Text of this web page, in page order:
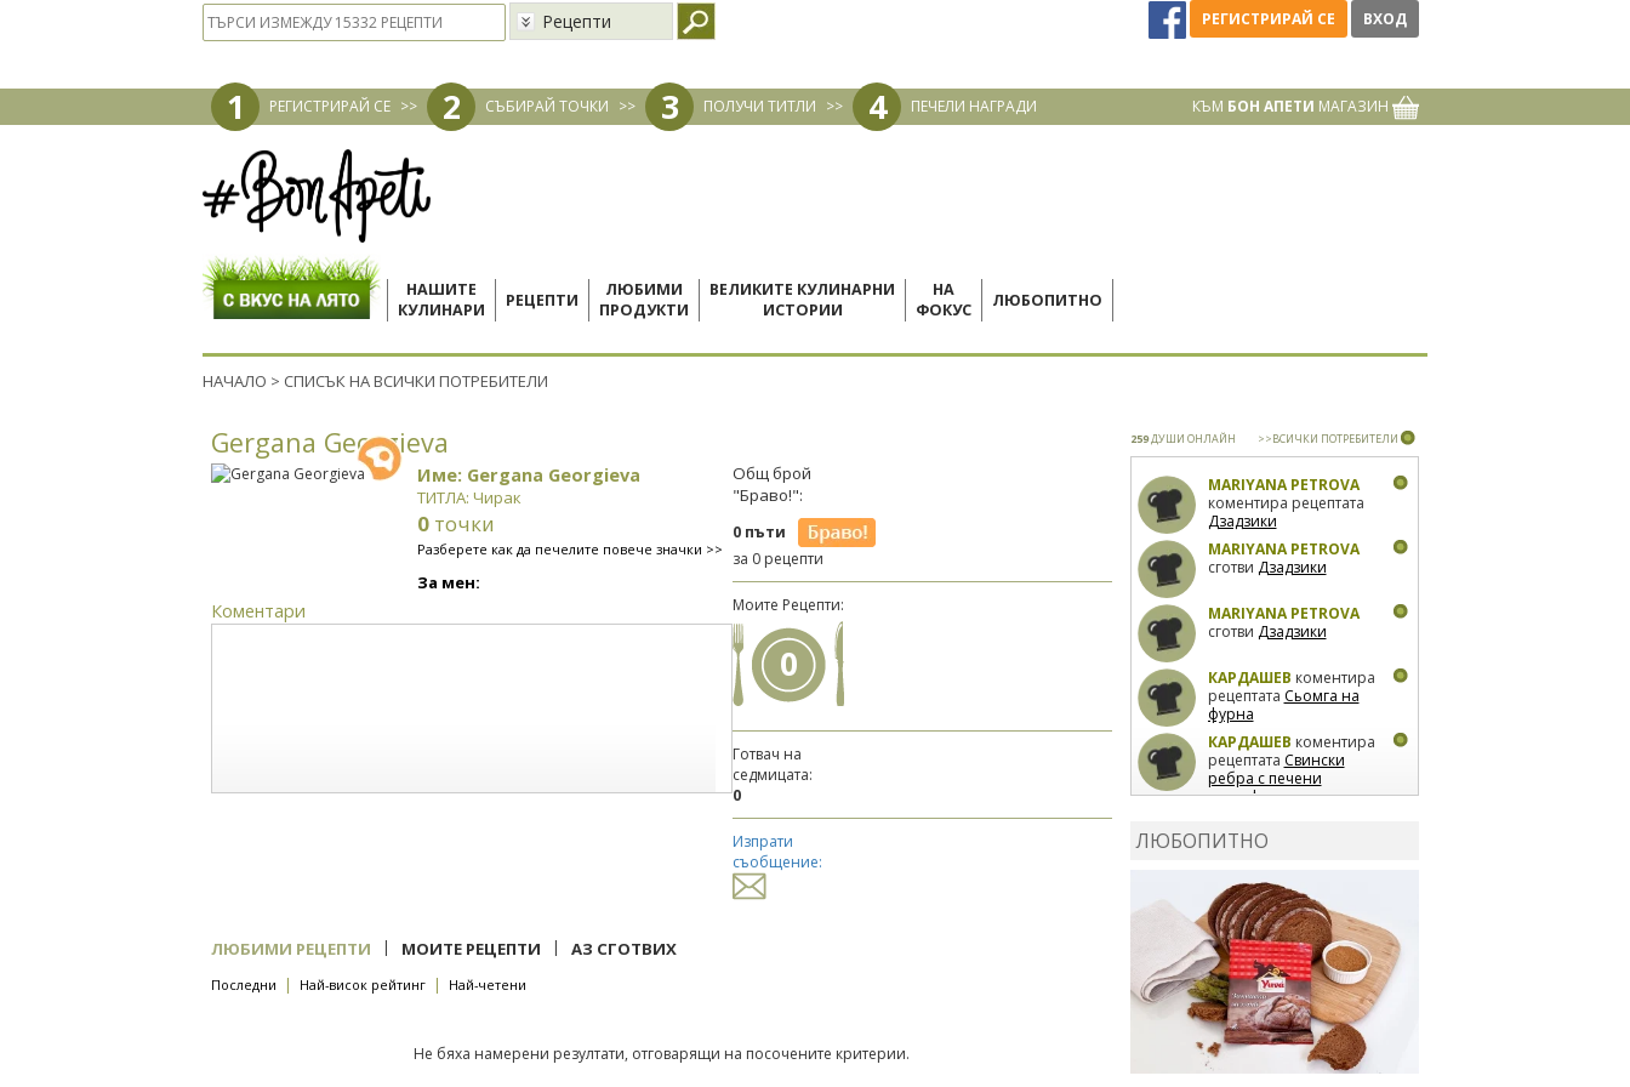
Рецепти РЕГИСТРИРАЙ СЕ ВХОД
1 РЕГИСТРИРАЙ СЕ >> 2 СЪБИРАЙ ТОЧКИ >> 3 ПОЛУЧИ ТИТЛИ >> 4 ПЕЧЕЛИ НАГРАДИ КЪМ БОН АПЕТИ МАГАЗИН
НАШИТЕ
КУЛИНАРИ
РЕЦЕПТИ
ЛЮБИМИ
ПРОДУКТИ
ВЕЛИКИТЕ КУЛИНАРНИ
ИСТОРИИ
НА
ФОКУС
ЛЮБОПИТНО
НАЧАЛО > СПИСЪК НА ВСИЧКИ ПОТРЕБИТЕЛИ
Gergana Georgieva
Име: Gergana Georgieva
ТИТЛА: Чирак
0 точки
Разберете как да печелите повече значки >>
За мен:
Коментари
Общ брой
"Браво!":
0 пъти
за 0 рецепти
Моите Рецепти:
0
Готвач на
седмицата:
0
Изпрати
съобщение:
ЛЮБИМИ РЕЦЕПТИ | МОИТЕ РЕЦЕПТИ | АЗ СГОТВИХ
Последни | Най-висок рейтинг | Най-четени
Не бяха намерени резултати, отговарящи на посочените критерии.
259ДУШИ ОНЛАЙН >>ВСИЧКИ ПОТРЕБИТЕЛИ
MARIYANA PETROVA
коментира рецептата
Дзадзики
MARIYANA PETROVA
сготви Дзадзики
MARIYANA PETROVA
сготви Дзадзики
КАРДАШЕВ коментира
рецептата Сьомга на
фурна
КАРДАШЕВ коментира
рецептата Свински
ребра с печени
картофи
лимон
коментира рецептата
Киноа със зеленчуци
ЛЮБОПИТНО